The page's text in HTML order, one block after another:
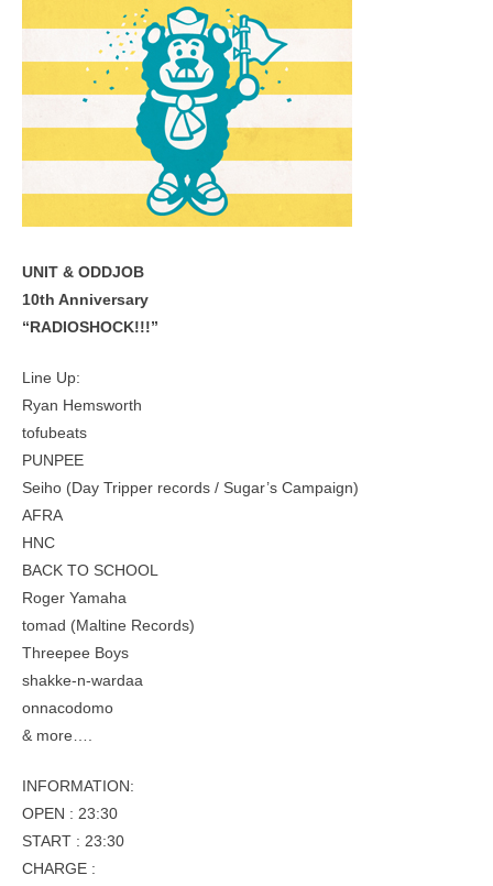
UNIT & ODDJOB
10th Anniversary
“RADIOSHOCK!!!”
Line Up:
Ryan Hemsworth
tofubeats
PUNPEE
Seiho (Day Tripper records / Sugar’s Campaign)
AFRA
HNC
BACK TO SCHOOL
Roger Yamaha
tomad (Maltine Records)
Threepee Boys
shakke-n-wardaa
onnacodomo
& more….
INFORMATION:
OPEN : 23:30
START : 23:30
CHARGE :